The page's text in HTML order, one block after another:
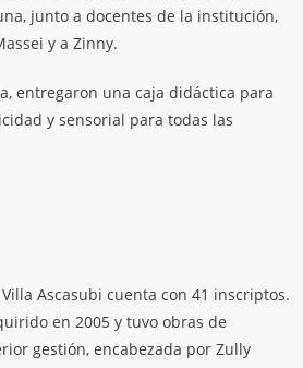
junto a docentes de la institución,
y a Zinny.
entregaron una caja didáctica para
y sensorial para todas las
Ascasubi cuenta con 41 inscriptos.
en 2005 y tuvo obras de
gestión, encabezada por Zully